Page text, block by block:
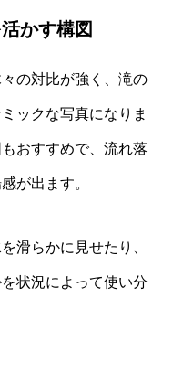
かす構図
の対比が強く、滝の
ックな写真になりま
おすすめで、流れ落
が出ます。
滑らかに見せたり、
状況によって使い分